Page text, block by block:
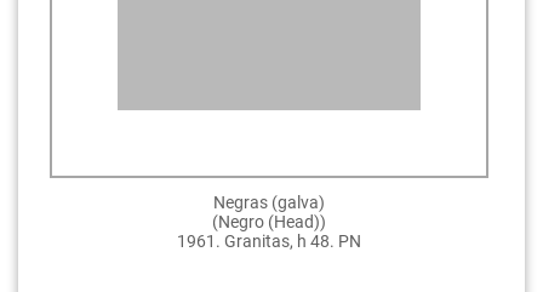
Negras (galva)
(Negro (Head))
1961. Granitas, h 48. PN